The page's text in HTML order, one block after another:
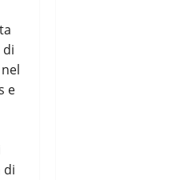
di
e
di